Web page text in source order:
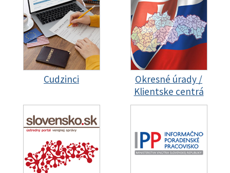
Cudzinci
Okresné úrady /
Klientske centrá